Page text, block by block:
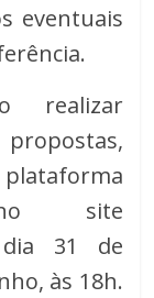
eventuais
realizar
plataforma
site
dia 31 de
às 18h.